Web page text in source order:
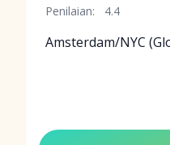
Penilaian: 4.4
Amsterdam/NYC